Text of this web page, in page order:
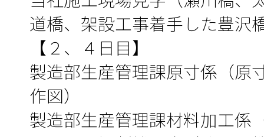
道橋、架設工事着手した豊沢
【２、４日目】
製造部生産管理課原寸係（原
作図）
製造部生産管理課材料加工係